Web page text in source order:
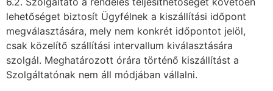
lehetőséget biztosít Ügyfélnek a kiszállítási időpont
megválasztására, mely nem konkrét időpontot jelöl,
csak közelítő szállítási intervallum kiválasztására
szolgál. Meghatározott órára történő kiszállítást a
Szolgáltatónak nem áll módjában vállalni.